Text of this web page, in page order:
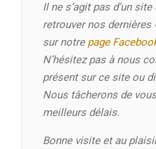
Il ne s’agit pas d’un
retrouver nos dernières
sur notre page
N’hésitez pas à nous
présent sur ce site ou
Nous tâcherons de
meilleurs délais.
Bonne visite et au